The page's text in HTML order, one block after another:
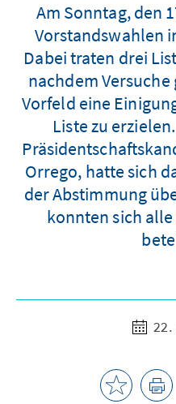
Am Sonntag, den
Vorstandswahlen
Dabei traten drei
nachdem
Vorfeld eine
Liste zu
Orrego, hatte sich
der Abstimmung
konnten sich
22.